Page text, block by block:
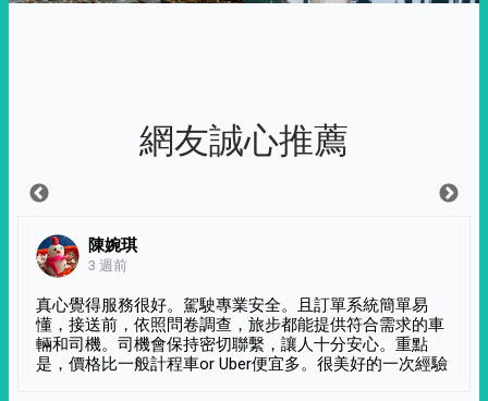
網友誠心推薦
陳婉琪
3 週前
真心覺得服務很好。駕駛專業安全。且訂單系統簡單易
懂，接送前，依照問卷調查，旅步都能提供符合需求的車
輛和司機。司機會保持密切聯繫，讓人十分安心。重點
是，價格比一般計程車or Uber便宜多。很美好的一次經驗